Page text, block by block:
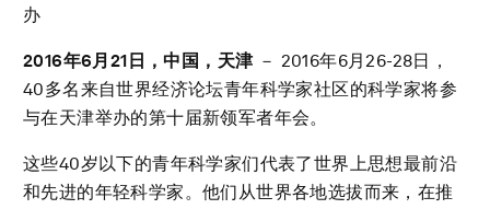
办
2016年6月 21 日，中国，天津－ 2016年6月26-28日，
40多名来自世界经济论坛青年科学家社区的科学家将参
与在天津举办的第十届新领军者年会。
这些40岁以下的青年科学家们代表了世界上思想最前沿
和先进的年轻科学家。他们从世界各地选拔而来，在推